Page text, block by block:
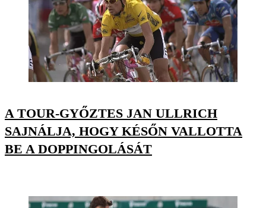
A TOUR-GYŐZTES JAN ULLRICH
SAJNÁLJA, HOGY KÉSŐN VALLOTTA
BE A DOPPINGOLÁSÁT